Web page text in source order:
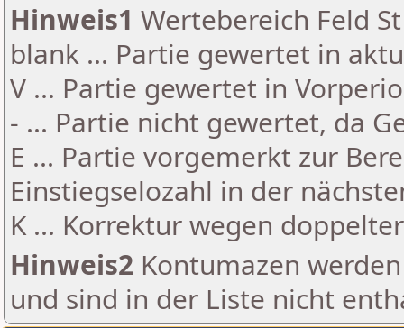
Hinweis1 Wertebereich Feld
blank ... Partie gewertet in
V ... Partie gewertet in
- ... Partie nicht gewertet, da
E ... Partie vorgemerkt zur
Einstiegselozahl in der
K ... Korrektur wegen
Hinweis2 Kontumazen
und sind in der Liste nicht